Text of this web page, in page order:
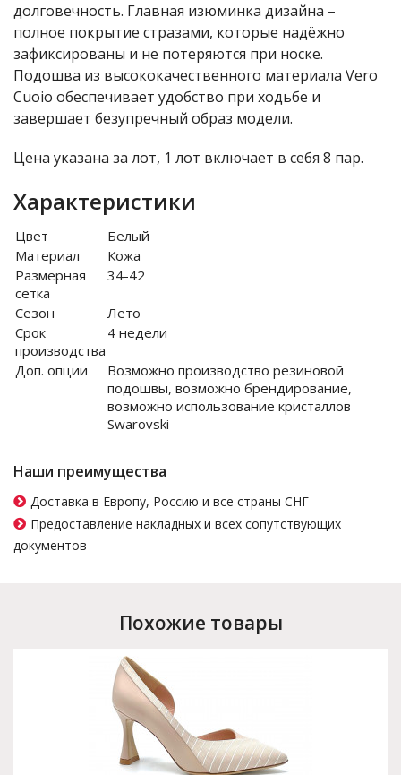
долговечность. Главная изюминка дизайна –
полное покрытие стразами, которые надёжно
зафиксированы и не потеряются при носке.
Подошва из высококачественного материала Vero
Cuoio обеспечивает удобство при ходьбе и
завершает безупречный образ модели.
Цена указана за лот, 1 лот включает в себя 8 пар.
Характеристики
Цвет
Белый
Материал
Кожа
Размерная
сетка
34-42
Сезон
Лето
Срок
производства
4 недели
Доп. опции
Возможно производство резиновой
подошвы, возможно брендирование,
возможно использование кристаллов
Swarovski
Наши преимущества
Доставка в Европу, Россию и все страны СНГ
Предоставление накладных и всех сопутствующих
документов
Похожие товары